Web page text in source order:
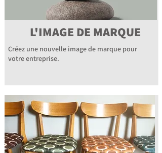
L'IMAGE DE MARQUE
Créez une nouvelle image de marque pour
votre entreprise.